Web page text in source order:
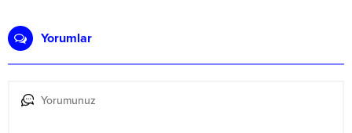
Yorumlar